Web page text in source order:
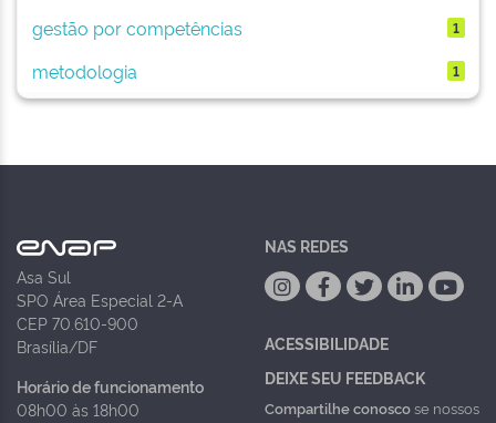
gestão por competências 1
metodologia 1
Asa Sul
SPO Área Especial 2-A
CEP 70.610-900
Brasília/DF
Horário de funcionamento
08h00 às 18h00
NAS REDES
ACESSIBILIDADE
DEIXE SEU FEEDBACK
Compartilhe conoscose nossos